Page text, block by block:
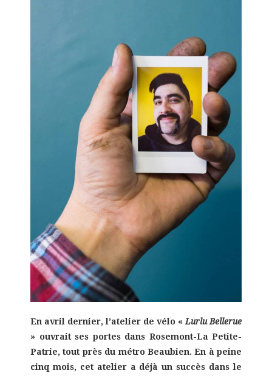
En avril dernier, l’atelier de vélo «Lurlu Bellerue
» ouvrait ses portes dans Rosemont-La Petite-
Patrie, tout près du métro Beaubien. En à peine
cinq mois, cet atelier a déjà un succès dans le